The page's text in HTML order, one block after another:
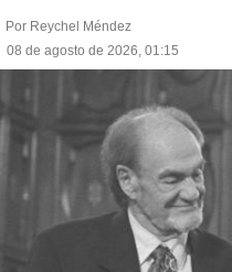
Por Reychel Méndez
08 de agosto de 2026, 01:15